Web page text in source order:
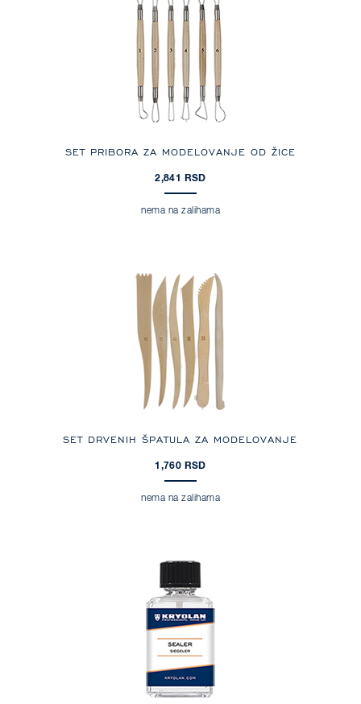
SET PRIBORA ZA MODELOVANJE OD ŽICE
2,841 RSD
nema na zalihama
SET DRVENIH ŠPATULA ZA MODELOVANJE
1,760 RSD
nema na zalihama